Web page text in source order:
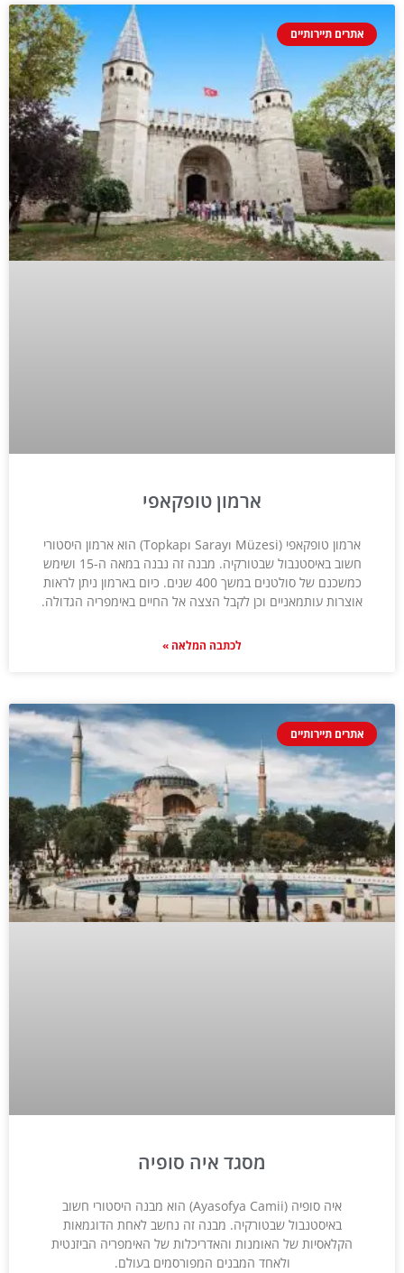
אתרים תיירותיים
ארמון טופקאפי
ארמון טופקאפי (Topkapı Sarayı Müzesi) הוא ארמון היסטורי
חשוב באיסטנבול שבטורקיה. מבנה זה נבנה במאה ה-15 ושימש
כמשכנם של סולטנים במשך 400 שנים. כיום בארמון ניתן לראות
אוצרות עותמאניים וכן לקבל הצצה אל החיים באימפריה הגדולה.
לכתבה המלאה »
אתרים תיירותיים
מסגד איה סופיה
איה סופיה (Ayasofya Camii) הוא מבנה היסטורי חשוב
באיסטנבול שבטורקיה. מבנה זה נחשב לאחת הדוגמאות
הקלאסיות של האומנות והאדריכלות של האימפריה הביזנטית
ולאחד המבנים המפורסמים בעולם.